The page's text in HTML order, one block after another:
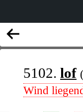
5102. lof (
Wind